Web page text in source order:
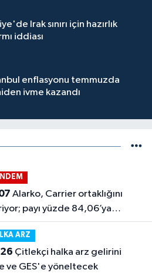
Irak sınırı için hazırlık
iddiası
enflasyonu temmuzda
ivme kazandı
payı yüzde 84,06’ya
ARZ
ve GES'e yöneltecek